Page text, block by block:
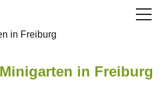
uns
in Freiburg